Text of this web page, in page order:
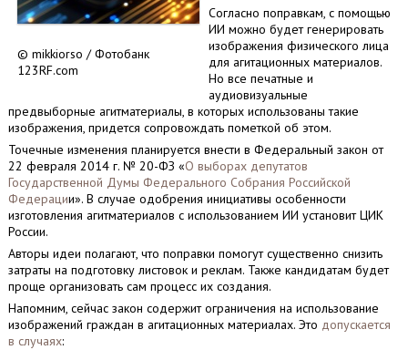
© mikkiorso / Фотобанк
123RF.com
Согласно поправкам, с помощью
ИИ можно будет генерировать
изображения физического лица
для агитационных материалов.
Но все печатные и
аудиовизуальные
предвыборные агитматериалы, в которых использованы такие
изображения, придется сопровождать пометкой об этом.
Точечные изменения планируется внести в Федеральный закон от
22 февраля 2014 г. № 20-ФЗ «О выборах депутатов
Государственной Думы Федерального Собрания Российской
Федерации». В случае одобрения инициативы особенности
изготовления агитматериалов с использованием ИИ установит ЦИК
России.
Авторы идеи полагают, что поправки помогут существенно снизить
затраты на подготовку листовок и реклам. Также кандидатам будет
проще организовать сам процесс их создания.
Напомним, сейчас закон содержит ограничения на использование
изображений граждан в агитационных материалах. Это допускается
в случаях: